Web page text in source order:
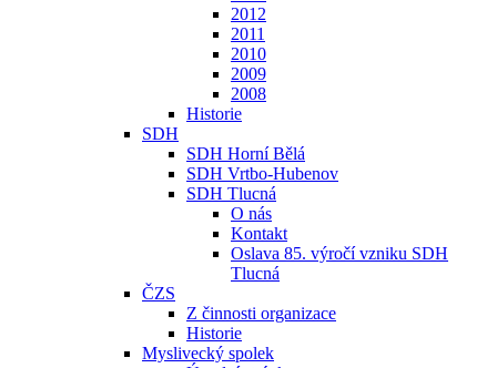
2012
2011
2010
2009
2008
Historie
SDH
SDH Horní Bělá
SDH Vrtbo-Hubenov
SDH Tlucná
O nás
Kontakt
Oslava 85. výročí vzniku SDH
Tlucná
ČZS
Z činnosti organizace
Historie
Myslivecký spolek